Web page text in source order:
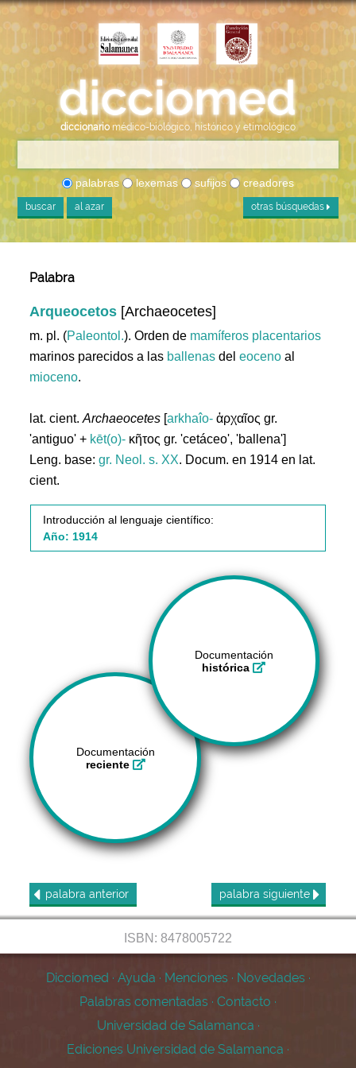
diccionario médico-biológico, histórico y etimológico
palabras lexemas sufijos creadores
buscar al azar otras búsquedas
Palabra
Arqueocetos [Archaeocetes]
m. pl. (Paleontol.). Orden de mamíferos placentarios
marinos parecidos a las ballenas deleoceno al
mioceno.
lat. cient.Archaeocetes [arkhaîo- ἀρχαῖος gr.
'antiguo' + kēt(o)- κῆτος gr. 'cetáceo', 'ballena']
Leng. base:gr. Neol. s. XX. Docum. en 1914 en lat.
cient.
Introducción al lenguaje científico:
Año: 1914
Documentación
histórica
Documentación
reciente
palabra anterior palabra siguiente
ISBN: 8478005722
Dicciomed · Ayuda · Menciones · Novedades ·
Palabras comentadas · Contacto ·
Universidad de Salamanca ·
Ediciones Universidad de Salamanca ·